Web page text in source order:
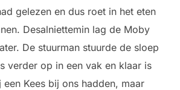
gelezen en dus roet in het eten
Desalniettemin lag de Moby
De stuurman stuurde de sloep
verder op in een vak en klaar is
Kees bij ons hadden, maar